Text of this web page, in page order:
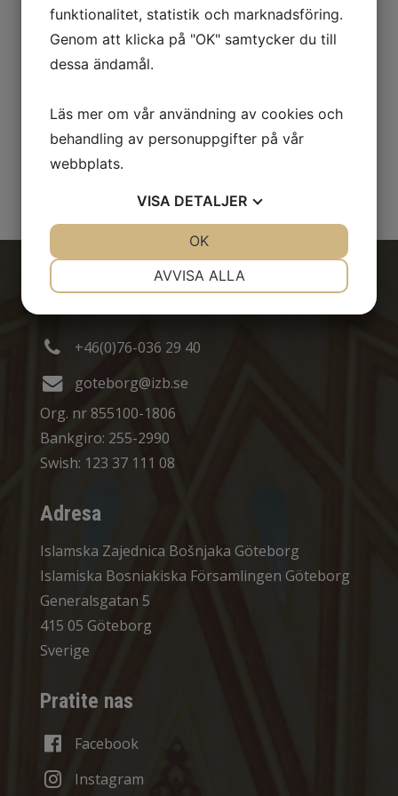
javite nam se putem mejla ili telefonskim
pozivom i pošaljite/javite nam vašu adresu.
Bujrum – želimo vam toplu dobrodošlicu!
Mahsuz Selam,
IO IZB Göteborg
+46(0)76-036 29 40
goteborg@izb.se
Org. nr 855100-1806
Bankgiro: 255-2990
Swish: 123 37 111 08
Adresa
Islamska Zajednica Bošnjaka Göteborg
Islamiska Bosniakiska Församlingen Göteborg
Generalsgatan 5
415 05 Göteborg
Sverige
Pratite nas
Facebook
Instagram
funktionalitet, statistik och marknadsföring.
Genom att klicka på "OK" samtycker du till
dessa ändamål.
Läs mer om vår användning av cookies och
behandling av personuppgifter på vår
webbplats.
VISA DETALJER
AVVISA ALLA
OK